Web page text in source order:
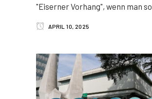
"Eiserner Vorhang", wenn man so
APRIL 10, 2025